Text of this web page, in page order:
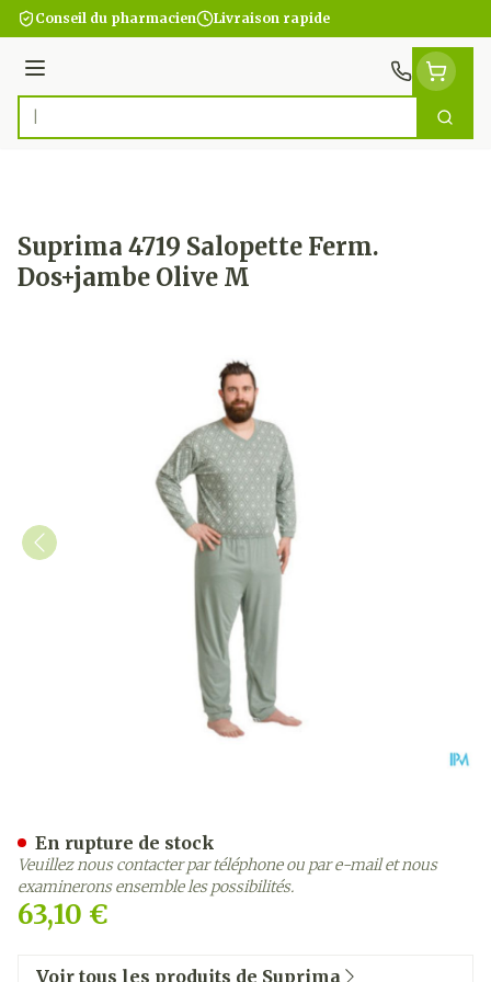
Aller au contenu
Conseil du pharmacien Livraison rapide
Menu
Rechercher
Suprima 4719 Salopette Ferm.
Dos+jambe Olive M
63,10 €
En rupture de stock
Veuillez nous contacter par téléphone ou par e-mail et nous
examinerons ensemble les possibilités.
Voir tous les produits de Suprima